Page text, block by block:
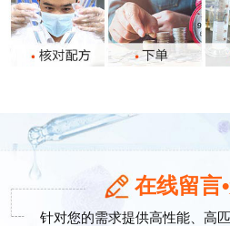
在线留言
针对您的需求提供高性能、高